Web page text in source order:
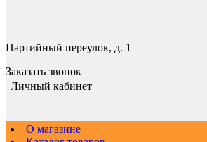
Партийный переулок, д. 1
Заказать звонок
Личный кабинет
О магазине